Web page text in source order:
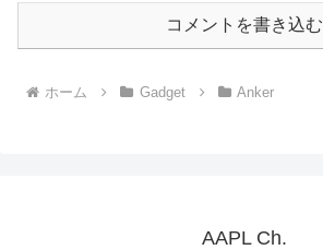
コメントを書き込む
ホーム Gadget Anker
AAPL Ch.